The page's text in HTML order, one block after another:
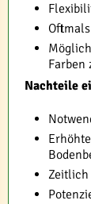
Farben
Nachteile